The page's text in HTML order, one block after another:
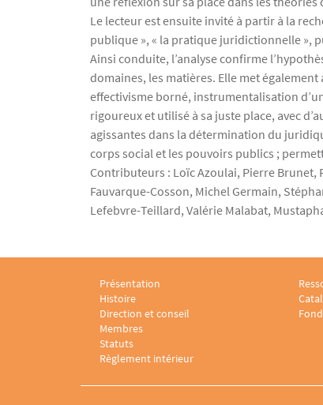
Le lecteur est ensuite invité à partir à la
publique », « la pratique juridictionnelle »,
Ainsi conduite, l’analyse confirme
domaines, les matières. Elle met
effectivisme borné, instrumentalisation
rigoureux et utilisé à sa juste place, avec
agissantes dans la détermination du
corps social et les pouvoirs publics ;
Contributeurs : Loïc Azoulai, Pierre Brunet,
Fauvarque-Cosson, Michel Germain,
Lefebvre-Teillard, Valérie Malabat,
Menu footer Laboratoire sociologie
Présentation
Histoire
Direction et conseil
Membres
Statuts
Règlement intérieur